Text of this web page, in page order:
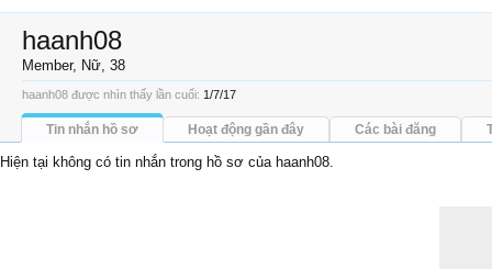
haanh08
Member, Nữ, 38
haanh08 được nhìn thấy lần cuối: 1/7/17
Tin nhắn hồ sơ Hoạt động gần đây Các bài đăng
Hiện tại không có tin nhắn trong hồ sơ của haanh08.